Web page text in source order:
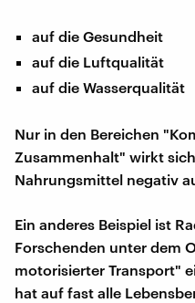
auf die Gesundheit
auf die Luftqualität
auf die Wasserqualität
Nur in den Bereichen
Zusammenhalt" wirkt
Nahrungsmittel negativ
Ein anderes Beispiel ist
Forschenden unter dem
motorisierter Transport"
hat auf fast alle